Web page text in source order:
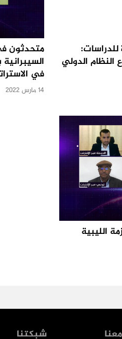
النظام الدولي
متحدثون
في
14 مارس 2022
الليبية
شبكتنا